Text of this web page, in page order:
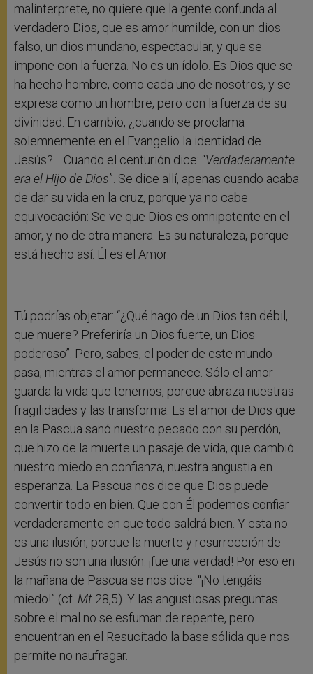
malinterprete, no quiere que la gente confunda al
verdadero Dios, que es amor humilde, con un dios
falso, un dios mundano, espectacular, y que se
impone con la fuerza. No es un ídolo. Es Dios que se
ha hecho hombre, como cada uno de nosotros, y se
expresa como un hombre, pero con la fuerza de su
divinidad. En cambio, ¿cuando se proclama
solemnemente en el Evangelio la identidad de
Jesús?… Cuando el centurión dice: “Verdaderamente
era el Hijo de Dios”. Se dice allí, apenas cuando acaba
de dar su vida en la cruz, porque ya no cabe
equivocación: Se ve que Dios es omnipotente en el
amor, y no de otra manera. Es su naturaleza, porque
está hecho así. Él es el Amor.
Tú podrías objetar: “¿Qué hago de un Dios tan débil,
que muere? Preferiría un Dios fuerte, un Dios
poderoso”. Pero, sabes, el poder de este mundo
pasa, mientras el amor permanece. Sólo el amor
guarda la vida que tenemos, porque abraza nuestras
fragilidades y las transforma. Es el amor de Dios que
en la Pascua sanó nuestro pecado con su perdón,
que hizo de la muerte un pasaje de vida, que cambió
nuestro miedo en confianza, nuestra angustia en
esperanza. La Pascua nos dice que Dios puede
convertir todo en bien. Que con Él podemos confiar
verdaderamente en que todo saldrá bien. Y esta no
es una ilusión, porque la muerte y resurrección de
Jesús no son una ilusión: ¡fue una verdad! Por eso en
la mañana de Pascua se nos dice: “¡No tengáis
miedo!” (cf. Mt 28,5). Y las angustiosas preguntas
sobre el mal no se esfuman de repente, pero
encuentran en el Resucitado la base sólida que nos
permite no naufragar.